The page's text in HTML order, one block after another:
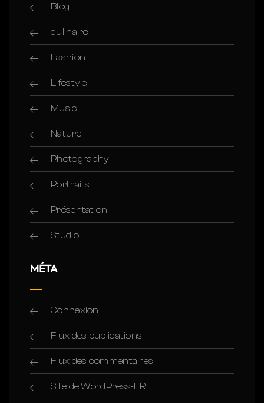
Blog
culinaire
Fashion
Lifestyle
Music
Nature
Photography
Portraits
Présentation
Studio
MÉTA
Connexion
Flux des publications
Flux des commentaires
Site de WordPress-FR